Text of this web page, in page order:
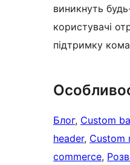
виникнуть
користувачі
підтримку
Блог, Custom
header, Custom
commerce,